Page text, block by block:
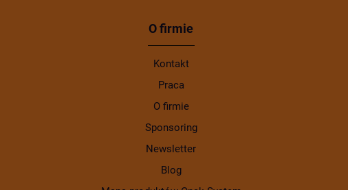
O firmie
Kontakt
Praca
O firmie
Sponsoring
Newsletter
Blog